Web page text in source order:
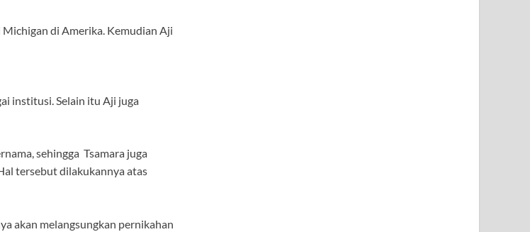
di Amerika. Kemudian Aji
institusi. Selain itu Aji juga
sehingga Tsamara juga
tersebut dilakukannya atas
akan melangsungkan pernikahan